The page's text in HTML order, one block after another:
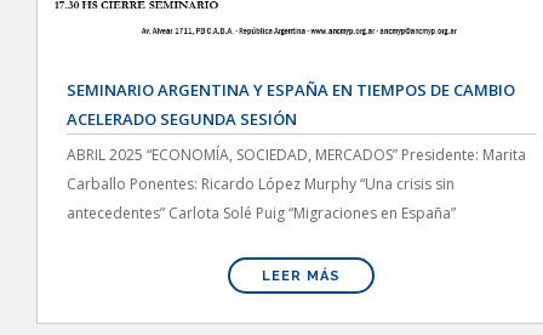
SEMINARIO ARGENTINA Y ESPAÑA EN TIEMPOS DE CAMBIO
ACELERADO SEGUNDA SESIÓN
ABRIL 2025 “ECONOMÍA, SOCIEDAD, MERCADOS” Presidente: Marita
Carballo Ponentes: Ricardo López Murphy “Una crisis sin
antecedentes” Carlota Solé Puig “Migraciones en España”
LEER MÁS